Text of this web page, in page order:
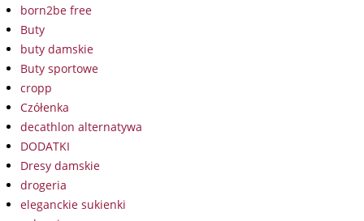
born2be free
Buty
buty damskie
Buty sportowe
cropp
Czółenka
decathlon alternatywa
DODATKI
Dresy damskie
drogeria
eleganckie sukienki